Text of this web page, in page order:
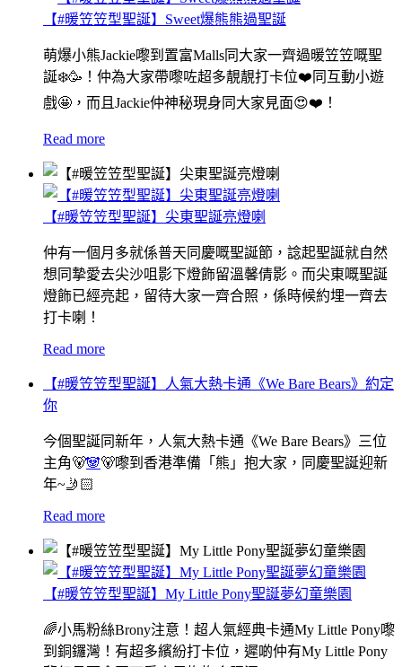
【#暖笠笠型聖誕】Sweet爆熊熊過聖誕
萌爆小熊Jackie嚟到置富Malls同大家一齊過暖笠笠嘅聖
誕❄️🥳！仲為大家帶嚟咗超多靚靚打卡位❤️同互動小遊
戲🤩，而且Jackie仲神秘現身同大家見面😍❤️！
Read more
【#暖笠笠型聖誕】尖東聖誕亮燈喇
仲有一個月多就係普天同慶嘅聖誕節，諗起聖誕就自然
想同摯愛去尖沙咀影下燈飾留溫馨倩影。而尖東嘅聖誕
燈飾已經亮起，留待大家一齊合照，係時候約埋一齊去
打卡喇！
Read more
【#暖笠笠型聖誕】人氣大熱卡通《We Bare Bears》約定
你
今個聖誕同新年，人氣大熱卡通《We Bare Bears》三位
主角🐻🐼🐻嚟到香港準備「熊」抱大家，同慶聖誕迎新
年~🤳🏻
Read more
【#暖笠笠型聖誕】My Little Pony聖誕夢幻童樂園
🌈小馬粉絲Brony注意！超人氣經典卡通My Little Pony嚟
到銅鑼灣！有超多繽紛打卡位，遲啲仲有My Little Pony